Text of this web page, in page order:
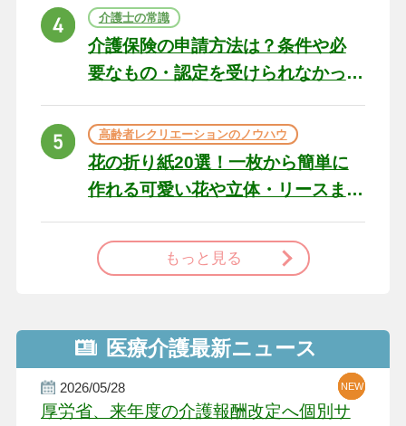
ト
介護士の常識
介護保険の申請方法は？条件や必
要なもの・認定を受けられなかっ
高齢者レクリエーションのノウハウ
花の折り紙20選！一枚から簡単に
作れる可愛い花や立体・リースま
もっと見る
医療介護最新ニュース
2026/05/28
厚労省、来年度の介護報酬改定へ個別サ
NEW
NEW
NEW